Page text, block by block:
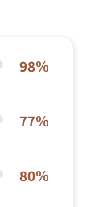
98%
77%
80%